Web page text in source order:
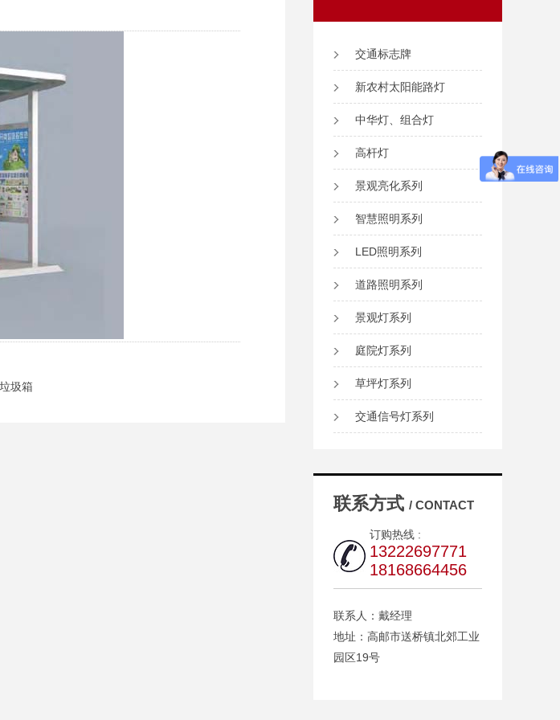
圾箱
交通标志牌
新农村太阳能路灯
中华灯、组合灯
高杆灯
景观亮化系列
智慧照明系列
LED照明系列
道路照明系列
景观灯系列
庭院灯系列
草坪灯系列
交通信号灯系列
联系方式 / CONTACT
订购热线 :
13222697771
18168664456
联系人：戴经理
地址：高邮市送桥镇北郊工业
园区19号